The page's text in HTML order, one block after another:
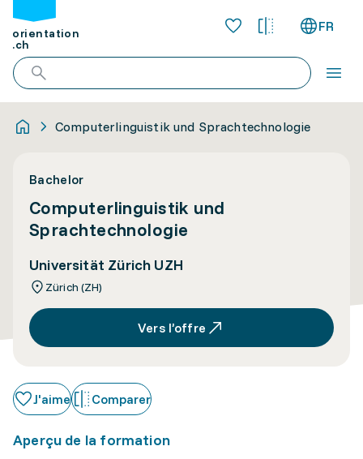
orientation
.ch
FR
Computerlinguistik und Sprachtechnologie
Bachelor
Computerlinguistik und
Sprachtechnologie
Universität Zürich UZH
Zürich (ZH)
Vers l’offre
J'aime Comparer
Aperçu de la formation